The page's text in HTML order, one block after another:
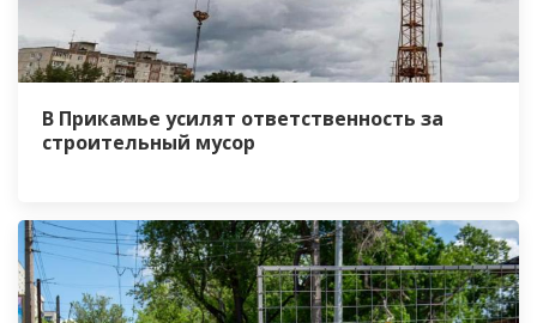
В Прикамье усилят ответственность за
строительный мусор